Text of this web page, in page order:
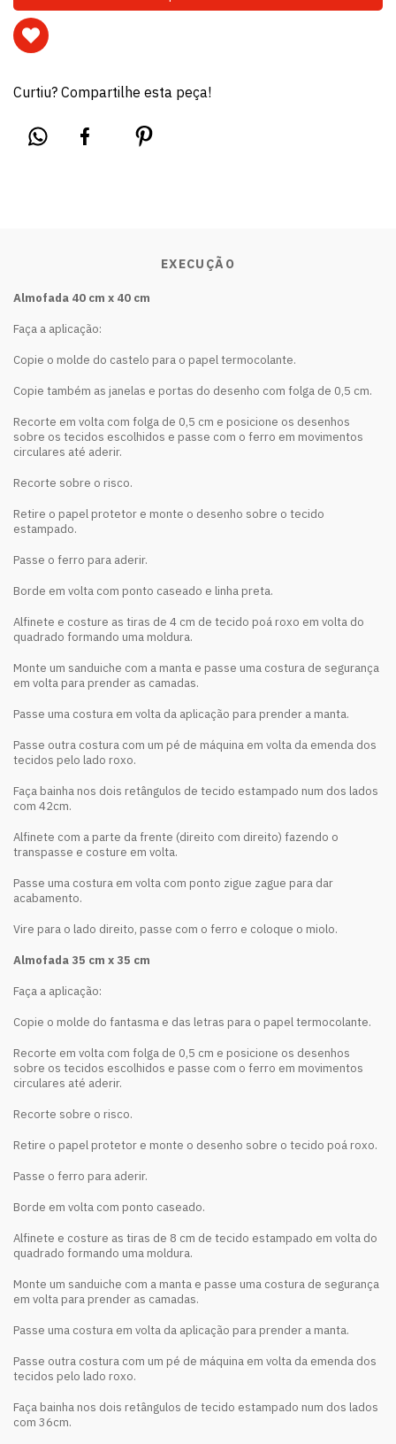
Curtiu? Compartilhe esta peça!
EXECUÇÃO
Almofada 40 cm x 40 cm
Faça a aplicação:
Copie o molde do castelo para o papel termocolante.
Copie também as janelas e portas do desenho com folga de 0,5 cm.
Recorte em volta com folga de 0,5 cm e posicione os desenhos
sobre os tecidos escolhidos e passe com o ferro em movimentos
circulares até aderir.
Recorte sobre o risco.
Retire o papel protetor e monte o desenho sobre o tecido
estampado.
Passe o ferro para aderir.
Borde em volta com ponto caseado e linha preta.
Alfinete e costure as tiras de 4 cm de tecido poá roxo em volta do
quadrado formando uma moldura.
Monte um sanduiche com a manta e passe uma costura de segurança
em volta para prender as camadas.
Passe uma costura em volta da aplicação para prender a manta.
Passe outra costura com um pé de máquina em volta da emenda dos
tecidos pelo lado roxo.
Faça bainha nos dois retângulos de tecido estampado num dos lados
com 42cm.
Alfinete com a parte da frente (direito com direito) fazendo o
transpasse e costure em volta.
Passe uma costura em volta com ponto zigue zague para dar
acabamento.
Vire para o lado direito, passe com o ferro e coloque o miolo.
Almofada 35 cm x 35 cm
Faça a aplicação:
Copie o molde do fantasma e das letras para o papel termocolante.
Recorte em volta com folga de 0,5 cm e posicione os desenhos
sobre os tecidos escolhidos e passe com o ferro em movimentos
circulares até aderir.
Recorte sobre o risco.
Retire o papel protetor e monte o desenho sobre o tecido poá roxo.
Passe o ferro para aderir.
Borde em volta com ponto caseado.
Alfinete e costure as tiras de 8 cm de tecido estampado em volta do
quadrado formando uma moldura.
Monte um sanduiche com a manta e passe uma costura de segurança
em volta para prender as camadas.
Passe uma costura em volta da aplicação para prender a manta.
Passe outra costura com um pé de máquina em volta da emenda dos
tecidos pelo lado roxo.
Faça bainha nos dois retângulos de tecido estampado num dos lados
com 36cm.